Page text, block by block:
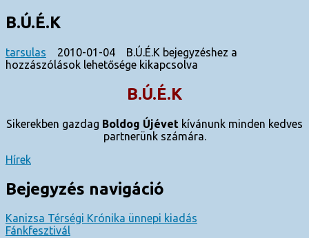
B.Ú.É.K
tarsulas 2010-01-04 B.Ú.É.K bejegyzéshez a
hozzászólások lehetősége kikapcsolva
B.Ú.É.K
Sikerekben gazdag Boldog Újévet kívánunk minden kedves
partnerünk számára.
Hírek
Bejegyzés navigáció
Kanizsa Térségi Krónika ünnepi kiadás
Fánkfesztivál